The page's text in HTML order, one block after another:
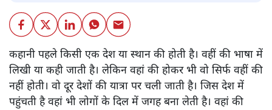
कहानी पहले किसी एक देश या स्थान की होती है। वहीं की भाषा में
लिखी या कही जाती है। लेकिन वहां की होकर भी वो सिर्फ वहीं की
नहीं होती। वो दूर देशों की यात्रा पर चली जाती है। जिस देश में
पहुंचती है वहां भी लोगों के दिल में जगह बना लेती है। वहां की